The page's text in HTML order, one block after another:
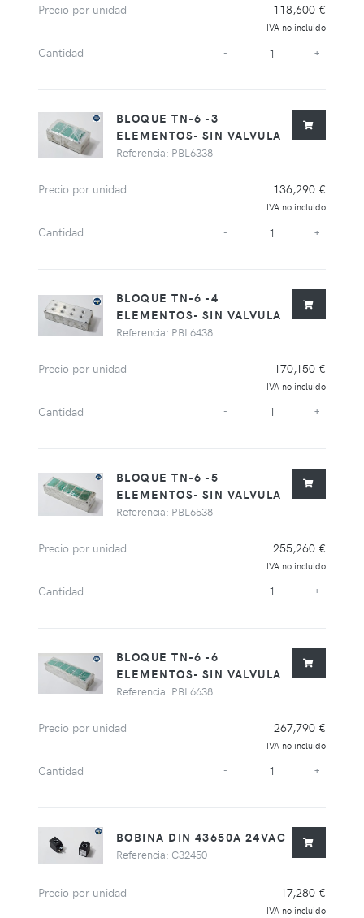
Precio por unidad 118,600 €
IVA no incluido
Cantidad - +
BLOQUE TN-6 -3
ELEMENTOS- SIN VALVULA
Referencia: PBL6338
Precio por unidad 136,290 €
IVA no incluido
Cantidad - +
BLOQUE TN-6 -4
ELEMENTOS- SIN VALVULA
Referencia: PBL6438
Precio por unidad 170,150 €
IVA no incluido
Cantidad - +
BLOQUE TN-6 -5
ELEMENTOS- SIN VALVULA
Referencia: PBL6538
Precio por unidad 255,260 €
IVA no incluido
Cantidad - +
BLOQUE TN-6 -6
ELEMENTOS- SIN VALVULA
Referencia: PBL6638
Precio por unidad 267,790 €
IVA no incluido
Cantidad - +
BOBINA DIN 43650A 24VAC
Referencia: C32450
Precio por unidad 17,280 €
IVA no incluido